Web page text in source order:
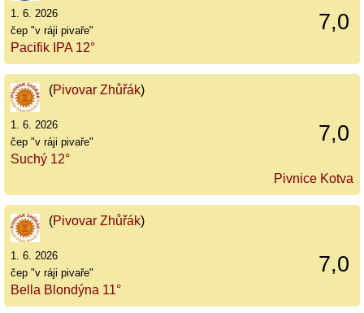
7,0
1. 6. 2026
čep "v ráji pivaře"
Pacifik IPA 12°
(Pivovar Zhůřák)
7,0
1. 6. 2026
čep "v ráji pivaře"
Suchý 12°
Pivnice Kotva
(Pivovar Zhůřák)
7,0
1. 6. 2026
čep "v ráji pivaře"
Bella Blondýna 11°